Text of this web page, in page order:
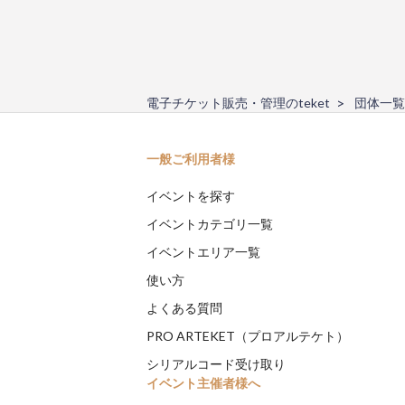
電子チケット販売・管理のteket 団体一覧
一般ご利用者様
イベントを探す
イベントカテゴリ一覧
イベントエリア一覧
使い方
よくある質問
PRO ARTEKET（プロアルテケト）
シリアルコード受け取り
イベント主催者様へ